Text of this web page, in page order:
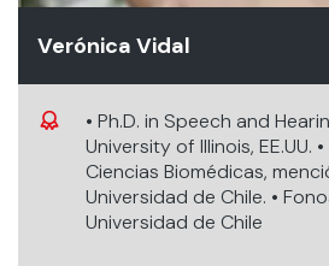
Verónica Vidal
• Ph.D. in Speech and
University of Illinois, EE.UU.
Ciencias Biomédicas,
Universidad de Chile. •
Universidad de Chile